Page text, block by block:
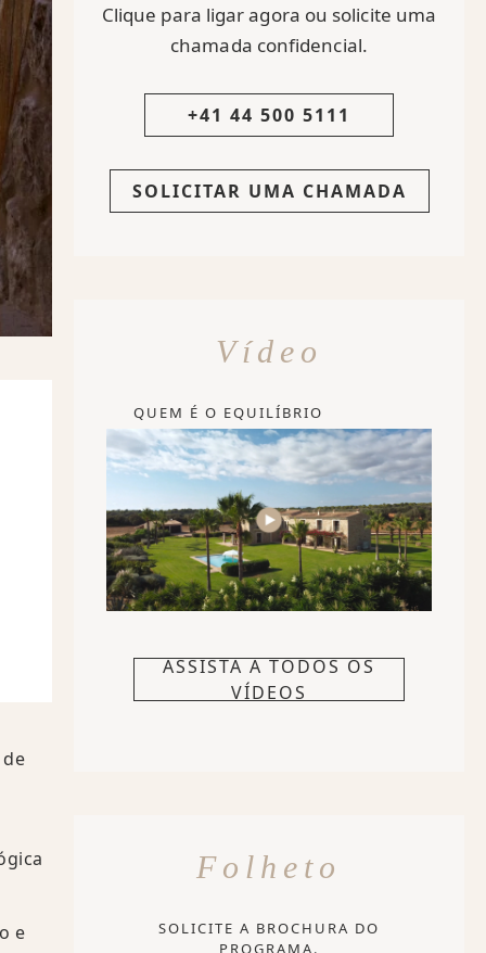
e
Clique para ligar agora ou solicite uma
chamada confidencial.
+41 44 500 5111
SOLICITAR UMA CHAMADA
Vídeo
QUEM É O EQUILÍBRIO
ASSISTA A TODOS OS
VÍDEOS
Folheto
SOLICITE A BROCHURA DO
PROGRAMA.